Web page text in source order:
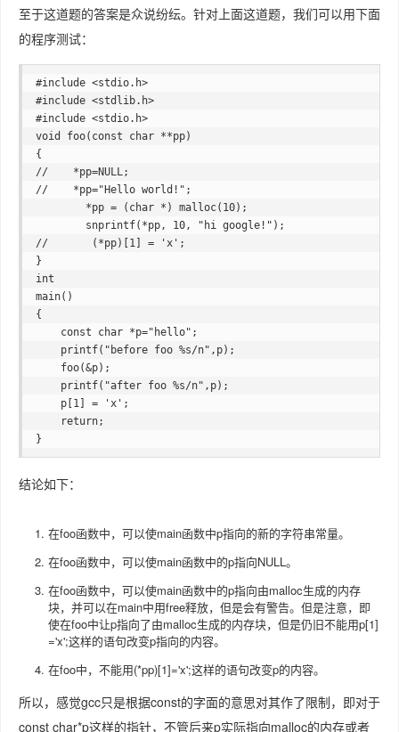
至于这道题的答案是众说纷纭。针对上面这道题，我们可以用下面
的程序测试：
#include <stdio.h>
#include <stdlib.h>
#include <stdio.h>
void foo(const char **pp)
{
//    *pp=NULL;
//    *pp="Hello world!";
*pp = (char *) malloc(10);
snprintf(*pp, 10, "hi google!");
//       (*pp)[1] = 'x';
}
int
main()
{
const char *p="hello";
printf("before foo %s/n",p);
foo(&p);
printf("after foo %s/n",p);
p[1] = 'x';
return;
}
结论如下：
在foo函数中，可以使main函数中p指向的新的字符串常量。
在foo函数中，可以使main函数中的p指向NULL。
在foo函数中，可以使main函数中的p指向由malloc生成的内存
块，并可以在main中用free释放，但是会有警告。但是注意，即
使在foo中让p指向了由malloc生成的内存块，但是仍旧不能用p[1]
='x';这样的语句改变p指向的内容。
在foo中，不能用(*pp)[1]='x';这样的语句改变p的内容。
所以，感觉gcc只是根据const的字面的意思对其作了限制，即对于
const char*p这样的指针，不管后来p实际指向malloc的内存或者